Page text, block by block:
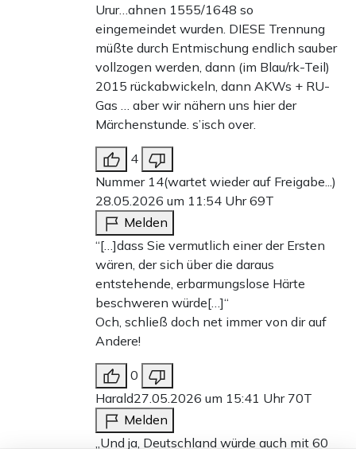
Urur…ahnen 1555/1648 so
eingemeindet wurden. DIESE Trennung
müßte durch Entmischung endlich sauber
vollzogen werden, dann (im Blau/rk-Teil)
2015 rückabwickeln, dann AKWs + RU-
Gas … aber wir nähern uns hier der
Märchenstunde. s’isch over.
4
Nummer 14(wartet wieder auf Freigabe...)
28.05.2026 um 11:54 Uhr69T
Melden
“[…]dass Sie vermutlich einer der Ersten
wären, der sich über die daraus
entstehende, erbarmungslose Härte
beschweren würde[…]“
Och, schließ doch net immer von dir auf
Andere!
0
Harald27.05.2026 um 15:41 Uhr 70T
Melden
„Und ja, Deutschland würde auch mit 60